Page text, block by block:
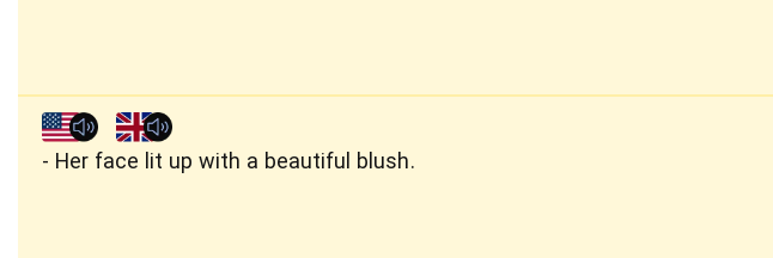
Her face lit up with a beautiful blush.